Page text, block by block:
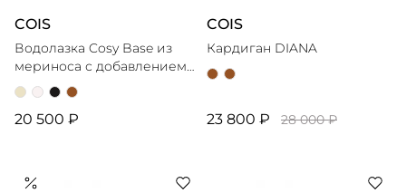
COIS
Водолазка Cosy Base из
мериноса с добавлением
шелка
20 500 ₽
COIS
Кардиган DIANA
23 800 ₽ 28 000 ₽